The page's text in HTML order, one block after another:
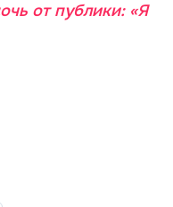
от публики: «Я